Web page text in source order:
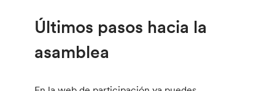
Últimos pasos hacia la
asamblea